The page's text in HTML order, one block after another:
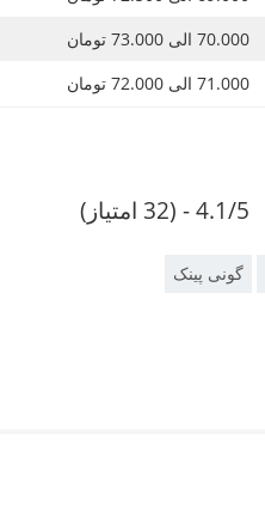
70.000 الی 73.000 تومان
71.000 الی 72.000 تومان
4.1/5 - (32 امتیاز)
گونی پینک